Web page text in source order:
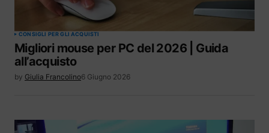
CONSIGLI PER GLI ACQUISTI
Migliori mouse per PC del 2026 | Guida
all’acquisto
by Giulia Francolino6 Giugno 2026